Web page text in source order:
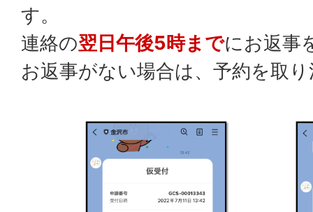
す。
連絡の翌日午後5時までにお返事
お返事がない場合は、予約を取